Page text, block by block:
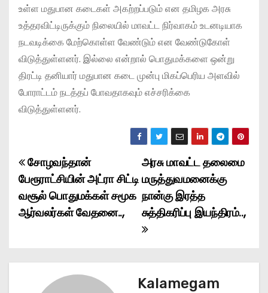
உள்ள மதுபான கடைகள் அகற்றப்படும் என தமிழக அரசு
உத்தரவிட்டிருக்கும் நிலையில் மாவட்ட நிர்வாகம் உடனடியாக
நடவடிக்கை மேற்கொள்ள வேண்டும் என வேண்டுகோள்
விடுத்துள்ளனர். இல்லை என்றால் பொதுமக்களை ஒன்று
திரட்டி தனியார் மதுபான கடை முன்பு மிகப்பெரிய அளவில்
போராட்டம் நடத்தப் போவதாகவும் எச்சரிக்கை
விடுத்துள்ளனர்.
P
o
s
n
அரசு மாவட்ட தலைமை
மருத்துவமனைக்கு
நான்கு இரத்த
சுத்திகரிப்பு இயந்திரம்..,
சோழவந்தான்
பேரூராட்சியின் அட்ரா சிட்டி
வசூல் பொதுமக்கள் சமூக
ஆர்வலர்கள் வேதனை..,
Kalamegam